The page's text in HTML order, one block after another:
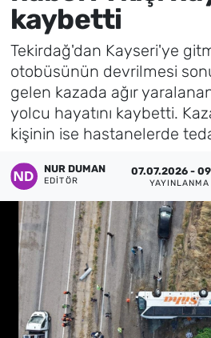
kaybetti
Tekirdağ'dan Kayseri'ye
otobüsünün devrilmesi
gelen kazada ağır
yolcu hayatını kaybetti.
kişinin ise hastanelerde
NUR DUMAN
EDITÖR
07.07.2026 -
YAYINLANMA
Magazin
Foto Galeri
Künye
İletişim